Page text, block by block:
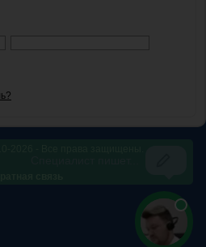
2026 - Все права защищены.